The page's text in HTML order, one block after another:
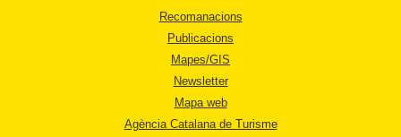
Recomanacions
Publicacions
Mapes/GIS
Newsletter
Mapa web
Agència Catalana de Turisme